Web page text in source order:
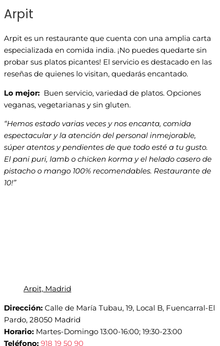
Arpit
Arpit es un restaurante que cuenta con una amplia carta
especializada en comida india. ¡No puedes quedarte sin
probar sus platos picantes! El servicio es destacado en las
reseñas de quienes lo visitan, quedarás encantado.
Lo mejor: Buen servicio, variedad de platos. Opciones
veganas, vegetarianas y sin gluten.
“Hemos estado varias veces y nos encanta, comida
espectacular y la atención del personal inmejorable,
súper atentos y pendientes de que todo esté a tu gusto.
El pani puri, lamb o chicken korma y el helado casero de
pistacho o mango 100% recomendables. Restaurante de
10!”
Arpit, Madrid
Dirección: Calle de María Tubau, 19, Local B, Fuencarral-El
Pardo, 28050 Madrid
Horario: Martes-Domingo 13:00-16:00; 19:30-23:00
Teléfono: 918 19 50 90